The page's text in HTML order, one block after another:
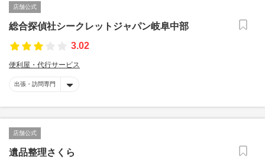
店舗公式
総合探偵社シークレットジャパン岐阜中部
3.02
便利屋・代行サービス
出張・訪問専門
店舗公式
遺品整理さくら